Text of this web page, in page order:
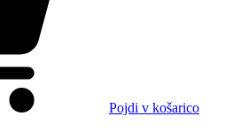
Pojdi v košarico